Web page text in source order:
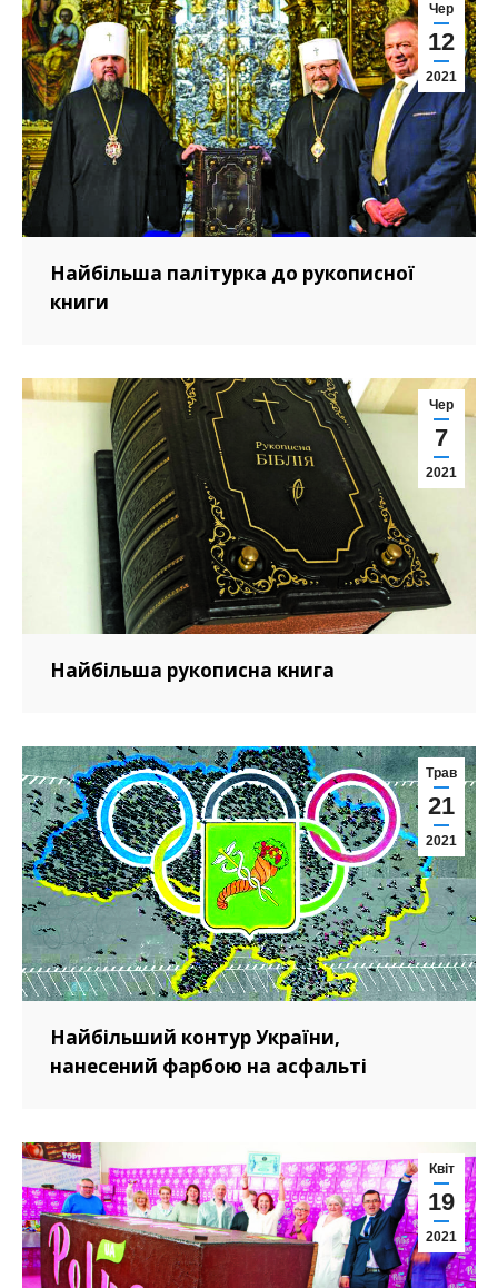
Чер
12
2021
Найбільша палітурка до рукописної
книги
Чер
7
2021
Найбільша рукописна книга
Трав
21
2021
Найбільший контур України,
нанесений фарбою на асфальті
Квіт
19
2021